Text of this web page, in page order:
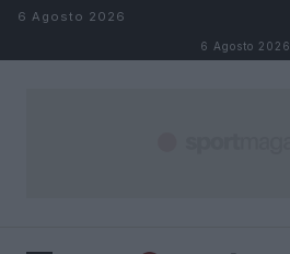
Salta al contenuto
6 Agosto 2026
6 Agosto 2026